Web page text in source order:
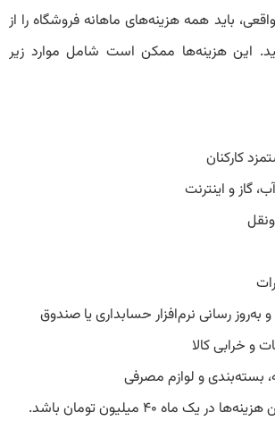
باید همه هزینه‌های ماهانه فروشگاه را از
این هزینه‌ها ممکن است شامل موارد زیر
کارکنان
گاز و اینترنت
به‌روز رسانی نرم‌افزار حسابداری یا صندوق
و خرابی کالا
بسته‌بندی و لوازم مصرفی
ماه ۴۰ میلیون تومان باشد.